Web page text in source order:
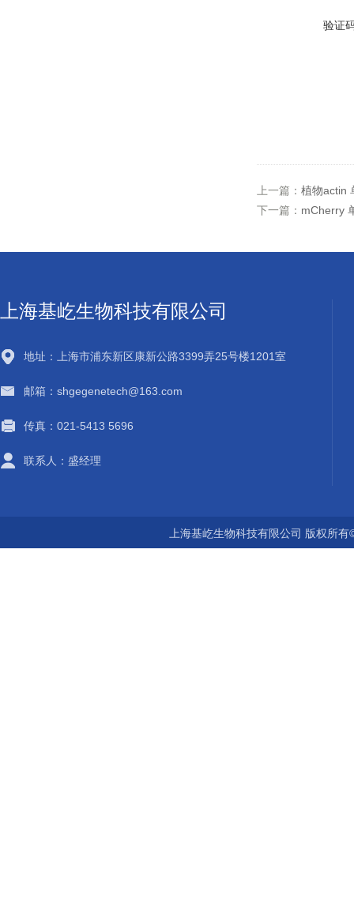
验证
上一篇： 植物actin
下一篇： mCherry
上海基屹生物科技有限公司
地址：上海市浦东新区康新公路3399弄25号楼1201室
邮箱：shgegenetech@163.com
传真：021-5413 5696
联系人：盛经理
上海基屹生物科技有限公司 版权所